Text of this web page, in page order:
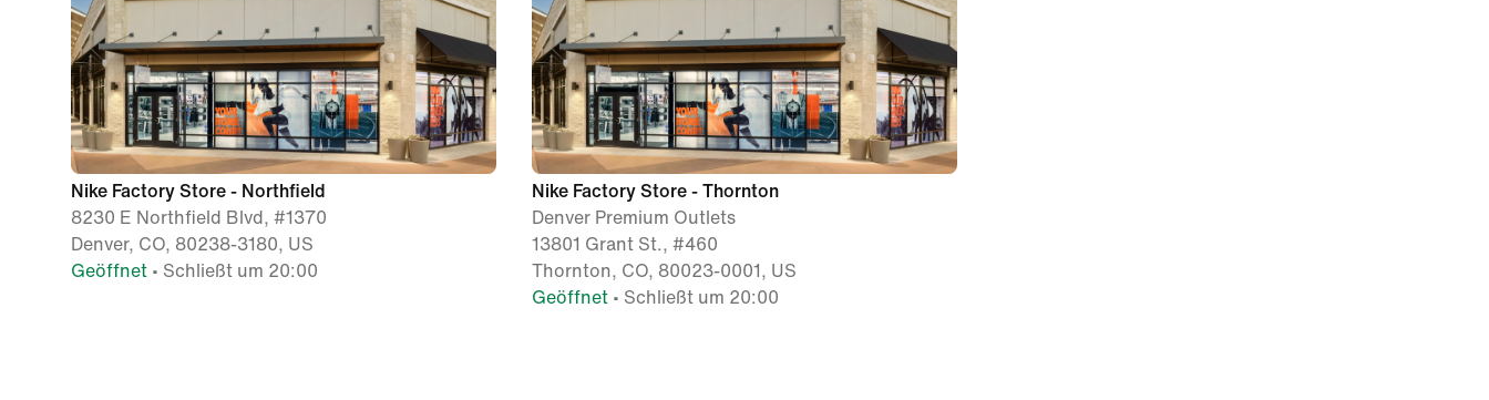
Nike Factory Store - Northfield
8230 E Northfield Blvd, #1370
Denver, CO, 80238-3180, US
Geöffnet • Schließt um 20:00
Nike Factory Store - Thornton
Denver Premium Outlets
13801 Grant St., #460
Thornton, CO, 80023-0001, US
Geöffnet • Schließt um 20:00